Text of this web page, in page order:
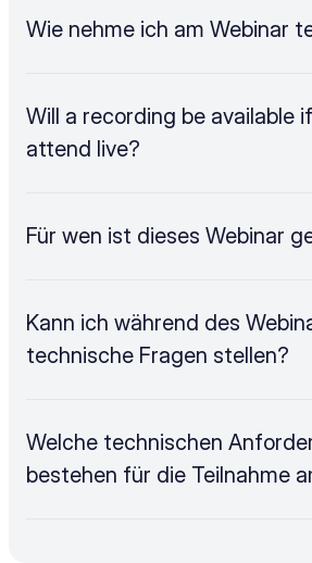
Wie nehme ich am Webinar
Will a recording be available if
attend live?
Für wen ist dieses Webinar
Kann ich während des
technische Fragen stellen?
Welche technischen
bestehen für die Teilnahme